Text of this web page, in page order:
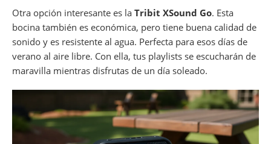
Otra opción interesante es la Tribit XSound Go. Esta
bocina también es económica, pero tiene buena calidad de
sonido y es resistente al agua. Perfecta para esos días de
verano al aire libre. Con ella, tus playlists se escucharán de
maravilla mientras disfrutas de un día soleado.